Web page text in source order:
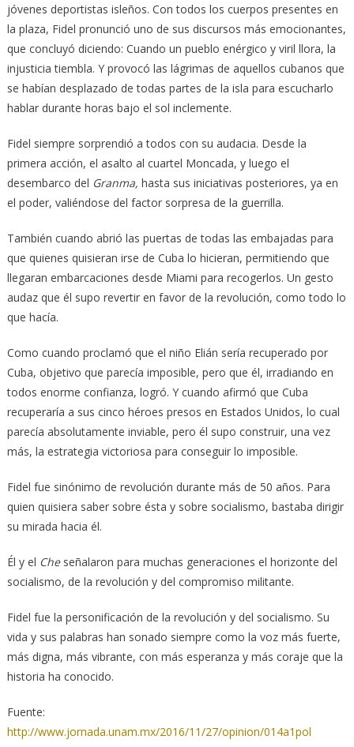
jóvenes deportistas isleños. Con todos los cuerpos presentes en
la plaza, Fidel pronunció uno de sus discursos más emocionantes,
que concluyó diciendo: Cuando un pueblo enérgico y viril llora, la
injusticia tiembla. Y provocó las lágrimas de aquellos cubanos que
se habían desplazado de todas partes de la isla para escucharlo
hablar durante horas bajo el sol inclemente.
Fidel siempre sorprendió a todos con su audacia. Desde la
primera acción, el asalto al cuartel Moncada, y luego el
desembarco del Granma, hasta sus iniciativas posteriores, ya en
el poder, valiéndose del factor sorpresa de la guerrilla.
También cuando abrió las puertas de todas las embajadas para
que quienes quisieran irse de Cuba lo hicieran, permitiendo que
llegaran embarcaciones desde Miami para recogerlos. Un gesto
audaz que él supo revertir en favor de la revolución, como todo lo
que hacía.
Como cuando proclamó que el niño Elián sería recuperado por
Cuba, objetivo que parecía imposible, pero que él, irradiando en
todos enorme confianza, logró. Y cuando afirmó que Cuba
recuperaría a sus cinco héroes presos en Estados Unidos, lo cual
parecía absolutamente inviable, pero él supo construir, una vez
más, la estrategia victoriosa para conseguir lo imposible.
Fidel fue sinónimo de revolución durante más de 50 años. Para
quien quisiera saber sobre ésta y sobre socialismo, bastaba dirigir
su mirada hacia él.
Él y el Cheseñalaron para muchas generaciones el horizonte del
socialismo, de la revolución y del compromiso militante.
Fidel fue la personificación de la revolución y del socialismo. Su
vida y sus palabras han sonado siempre como la voz más fuerte,
más digna, más vibrante, con más esperanza y más coraje que la
historia ha conocido.
Fuente:
http://www.jornada.unam.mx/2016/11/27/opinion/014a1pol